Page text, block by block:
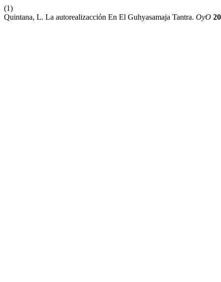
(1)
Quintana, L. La autorealizacción En El Guhyasamaja Tantra. OyO